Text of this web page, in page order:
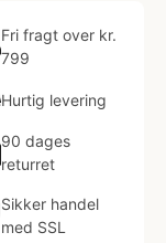
Fri fragt over kr.
799
Hurtig levering
90 dages
returret
Sikker handel
med SSL